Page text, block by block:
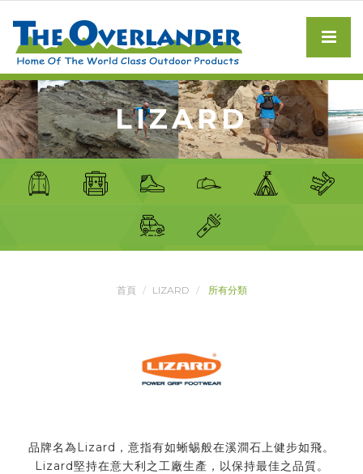
LIZARD
首頁 LIZARD 所有分類
品牌名為Lizard，意指有如蜥蜴般在溪澗石上健步如飛。
Lizard堅持在意大利之工廠生產，以保持最佳之品質。